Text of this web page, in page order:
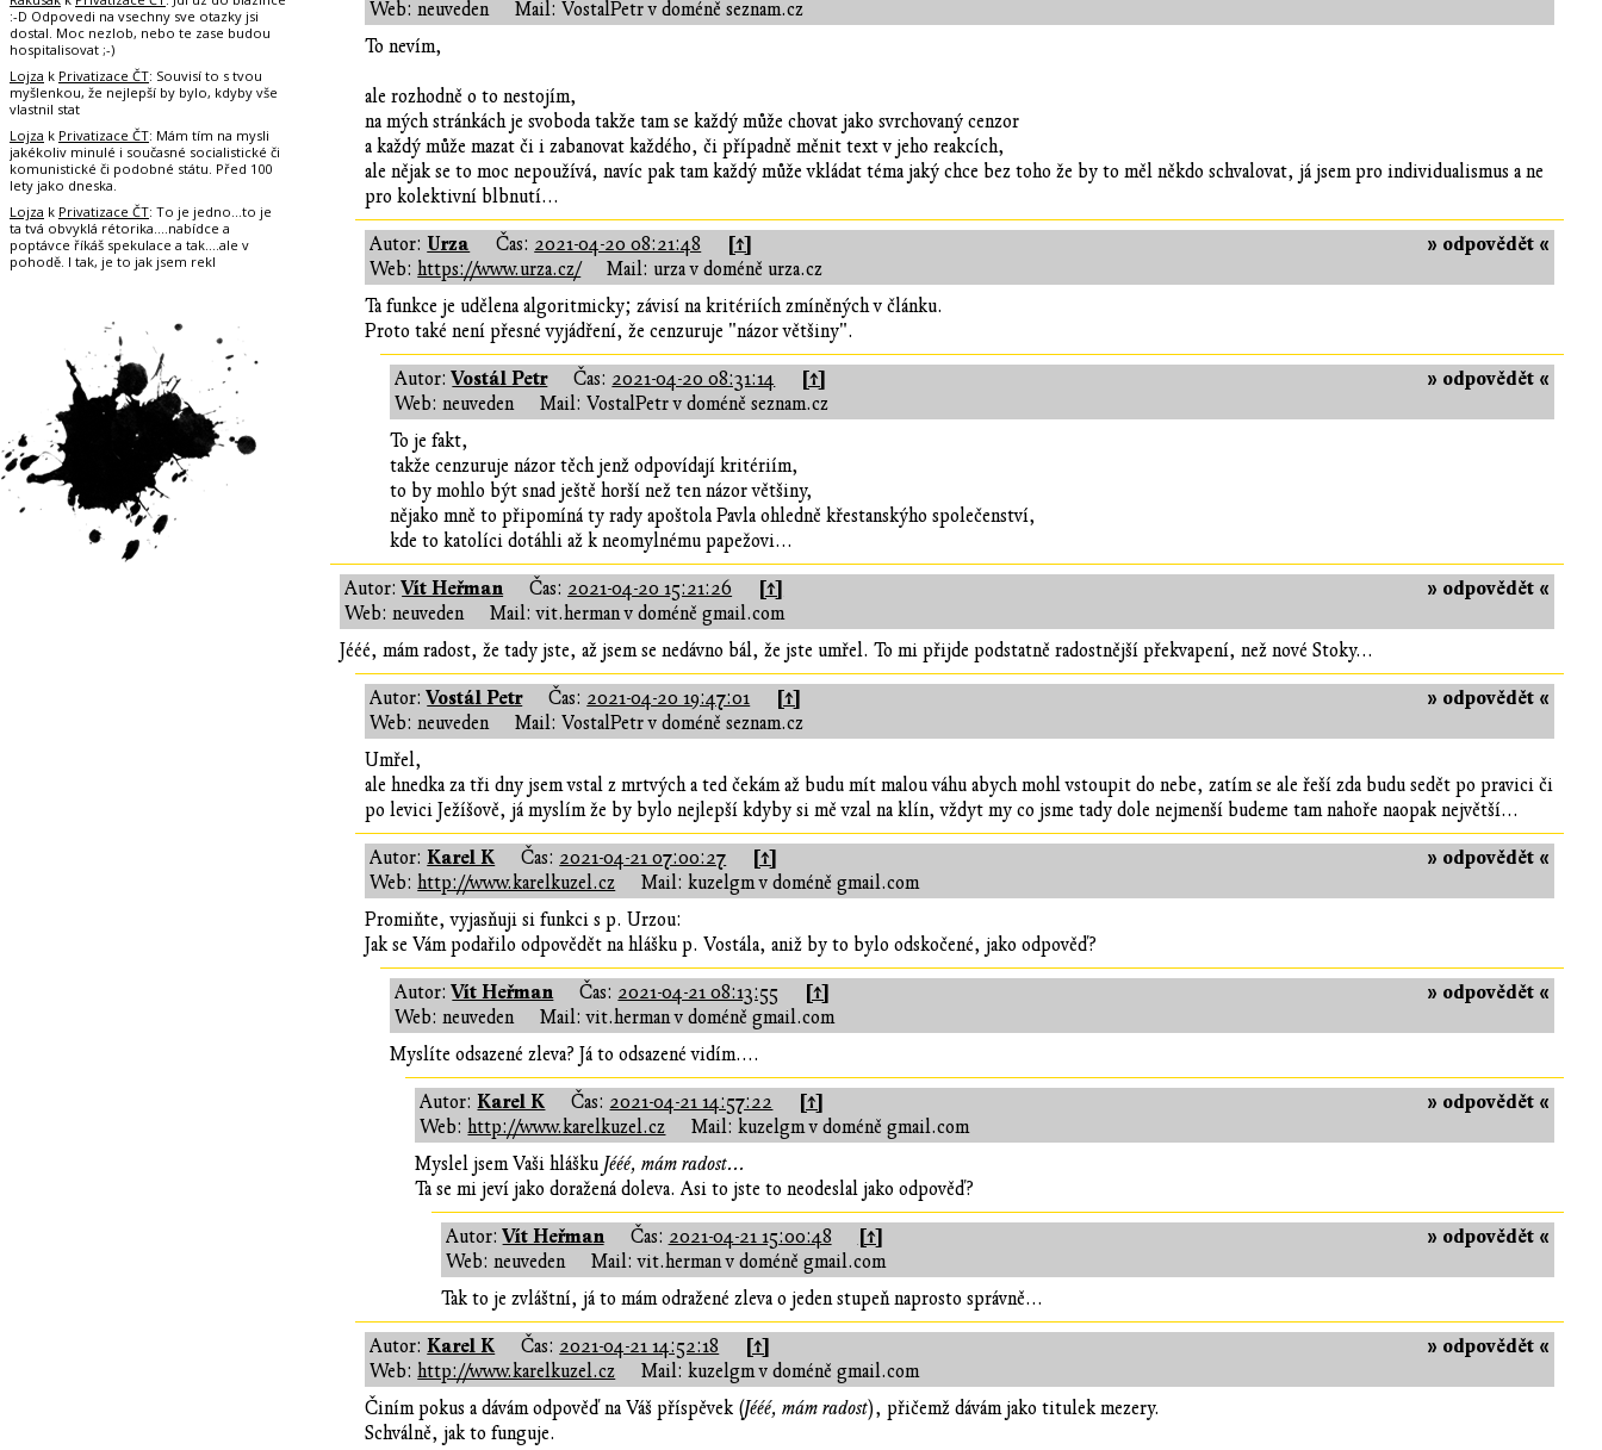
Web: neuveden
Mail: VostalPetr v doméně seznam.cz
To nevím,
ale rozhodně o to nestojím,
na mých stránkách je svoboda takže tam se každý může chovat jako svrchovaný cenzor
a každý může mazat či i zabanovat každého, či případně měnit text v jeho reakcích,
ale nějak se to moc nepoužívá, navíc pak tam každý může vkládat téma jaký chce bez toho že by to měl někdo schvalovat, já jsem pro individualismus a ne
pro kolektivní blbnutí...
» odpovědět «
Autor: Urza Čas: 2021-04-20 08:21:48 [↑]
Web:https://www.urza.cz/
Mail: urza v doméně urza.cz
Ta funkce je udělena algoritmicky; závisí na kritériích zmíněných v článku.
Proto také není přesné vyjádření, že cenzuruje "názor většiny".
» odpovědět «
Autor:Vostál Petr Čas: 2021-04-20 08:31:14 [↑]
Web: neuveden
Mail: VostalPetr v doméně seznam.cz
To je fakt,
takže cenzuruje názor těch jenž odpovídají kritériím,
to by mohlo být snad ještě horší než ten názor většiny,
nějako mně to připomíná ty rady apoštola Pavla ohledně křestanskýho společenství,
kde to katolíci dotáhli až k neomylnému papežovi...
» odpovědět «
Autor:Vít Heřman Čas: 2021-04-20 15:21:26 [↑]
Web: neuveden
Mail: vit.herman v doméně gmail.com
Jééé, mám radost, že tady jste, až jsem se nedávno bál, že jste umřel. To mi přijde podstatně radostnější překvapení, než nové Stoky...
» odpovědět «
Autor:Vostál Petr Čas: 2021-04-20 19:47:01 [↑]
Web: neuveden
Mail: VostalPetr v doméně seznam.cz
Umřel,
ale hnedka za tři dny jsem vstal z mrtvých a ted čekám až budu mít malou váhu abych mohl vstoupit do nebe, zatím se ale řeší zda budu sedět po pravici či
po levici Ježíšově, já myslím že by bylo nejlepší kdyby si mě vzal na klín, vždyt my co jsme tady dole nejmenší budeme tam nahoře naopak největší...
» odpovědět «
Autor:Karel K Čas: 2021-04-21 07:00:27 [↑]
Web:http://www.karelkuzel.cz
Mail: kuzelgm v doméně gmail.com
Promiňte, vyjasňuji si funkci s p. Urzou:
Jak se Vám podařilo odpovědět na hlášku p. Vostála, aniž by to bylo odskočené, jako odpověď?
» odpovědět «
Autor:Vít Heřman Čas: 2021-04-21 08:13:55 [↑]
Web: neuveden
Mail: vit.herman v doméně gmail.com
Myslíte odsazené zleva? Já to odsazené vidím....
» odpovědět «
Autor:Karel K Čas: 2021-04-21 14:57:22 [↑]
Web:http://www.karelkuzel.cz
Mail: kuzelgm v doméně gmail.com
Myslel jsem Vaši hlášku Jééé, mám radost...
Ta se mi jeví jako doražená doleva. Asi to jste to neodeslal jako odpověď?
» odpovědět «
Autor: Vít Heřman Čas: 2021-04-21 15:00:48 [↑]
Web: neuveden
Mail: vit.herman v doméně gmail.com
Tak to je zvláštní, já to mám odražené zleva o jeden stupeň naprosto správně...
» odpovědět «
Autor:Karel K Čas: 2021-04-21 14:52:18 [↑]
Web:http://www.karelkuzel.cz
Mail: kuzelgm v doméně gmail.com
Činím pokus a dávám odpověď na Váš příspěvek (Jééé, mám radost), přičemž dávám jako titulek mezery.
Schválně, jak to funguje.
:-D Odpovedi na vsechny sve otazky jsi
dostal. Moc nezlob, nebo te zase budou
hospitalisovat ;-)
Lojza k Privatizace ČT: Souvisí to s tvou
myšlenkou, že nejlepší by bylo, kdyby vše
vlastnil stat
Lojza k Privatizace ČT: Mám tím na mysli
jakékoliv minulé i současné socialistické či
komunistické či podobné státu. Před 100
lety jako dneska.
Lojza k Privatizace ČT: To je jedno...to je
ta tvá obvyklá rétorika....nabídce a
poptávce říkáš spekulace a tak....ale v
pohodě. I tak, je to jak jsem rekl